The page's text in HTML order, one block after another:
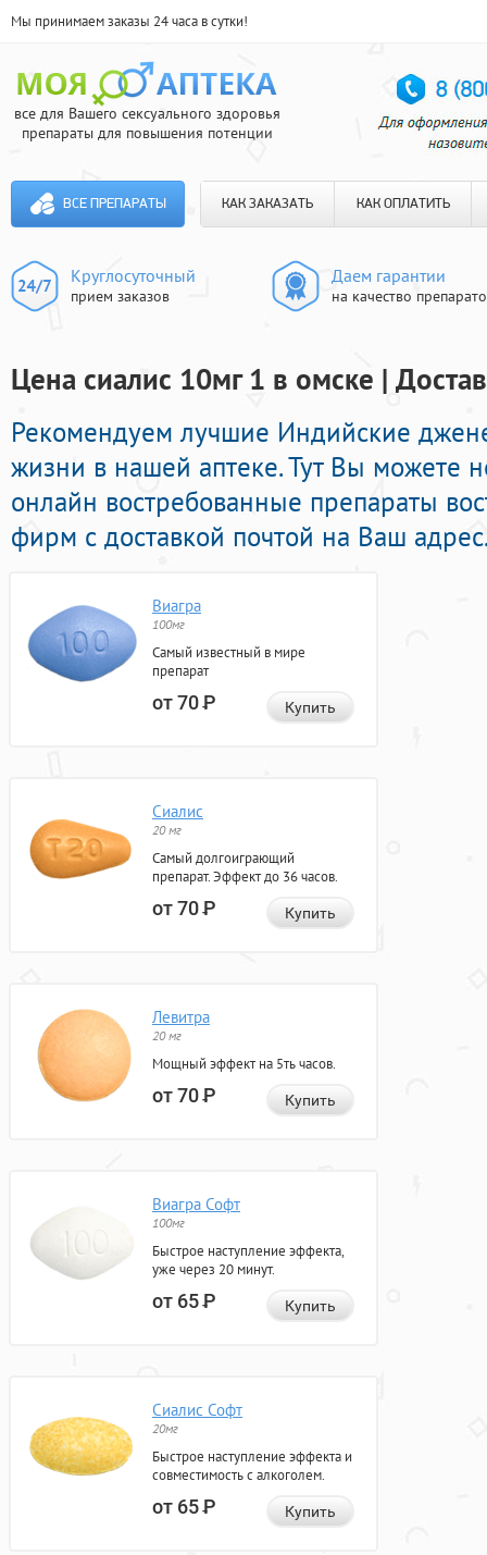
Мы принимаем заказы 24 часа в сутки!
все для Вашего сексуального здоровья
препараты для повышения потенции
ВСЕ ПРЕПАРАТЫ КАК ЗАКАЗАТЬ КАК ОПЛАТИТЬ
Круглосуточный
прием заказов
Даем гарантии
на качество
Цена сиалис 10мг 1 в омске |
Рекомендуем лучшие Индийские
жизни в нашей аптеке. Тут Вы можете
онлайн востребованные препараты
фирм с доставкой почтой на Ваш
Виагра
100мг
Самый известный в мире
препарат
от 70Р Купить
Сиалис
20 мг
Самый долгоиграющий
препарат. Эффект до 36 часов.
от 70Р Купить
Левитра
20 мг
Мощный эффект на 5ть часов.
от 70Р Купить
Виагра Софт
100мг
Быстрое наступление эффекта,
уже через 20 минут.
от 65Р Купить
Сиалис Софт
20мг
Быстрое наступление эффекта и
совместимость с алкоголем.
от 65Р Купить